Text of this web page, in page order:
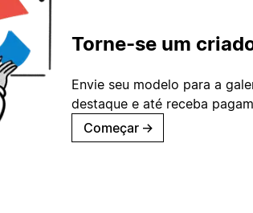
Torne-se um
Envie seu modelo para a
destaque e até receba
Começar →